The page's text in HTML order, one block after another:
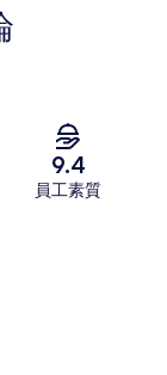
9.4
員工素質